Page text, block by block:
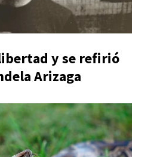
y se refirió
Arizaga